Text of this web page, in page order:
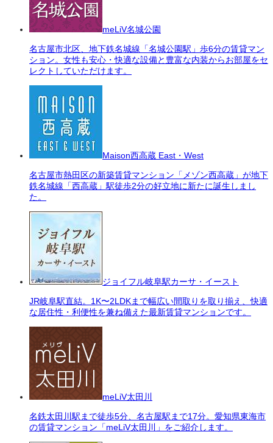
meLiV名城公園
名古屋市北区、地下鉄名城線「名城公園駅」歩6分の賃貸マン
ション。女性も安心・快適な設備と豊富な内装からお部屋をセ
レクトしていただけます。
Maison西高蔵 East・West
名古屋市熱田区の新築賃貸マンション「メゾン西高蔵」が地下
鉄名城線「西高蔵」駅徒歩2分の好立地に新たに誕生しまし
た。
ジョイフル岐阜駅カーサ・イースト
JR岐阜駅直結。1K〜2LDKまで幅広い間取りを取り揃え、快適
な居住性・利便性を兼ね備えた最新賃貸マンションです。
meLiV太田川
名鉄太田川駅まで徒歩5分、名古屋駅まで17分。愛知県東海市
の賃貸マンション「meLiV太田川」をご紹介します。